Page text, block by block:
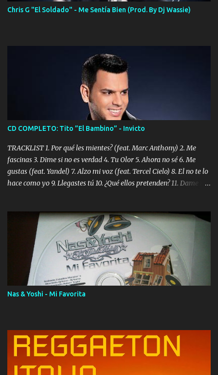
Chris G "El Soldado" - Me Sentía Bien (Prod. By Dj Wassie)
CD COMPLETO: Tito ”El Bambino” - Invicto
TRACKLIST 1. Por qué les mientes? (feat. Marc Anthony) 2. Me
fascinas 3. Dime si no es verdad 4. Tu Olor 5. Ahora no sé 6. Me
gustas (feat. Yandel) 7. Alzo mi voz (feat. Tercel Cielo) 8. El no te lo
hace como yo 9. Llegastes tú 10. ¿Qué ellos pretenden? 11. Dame la
Digital Booklet – Invicto ----------------------------- Nota:
Album proposto al massimo della qualità in formato iTunes Plus
AAC M4A; comprato su iTunes e a disposizione vostra per il
download. REGGAETON ITALIA Nosotros Somos Los Del
Momento!
Nas & Yoshi - Mi Favorita